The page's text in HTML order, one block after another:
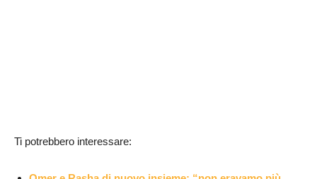
Ti potrebbero interessare: